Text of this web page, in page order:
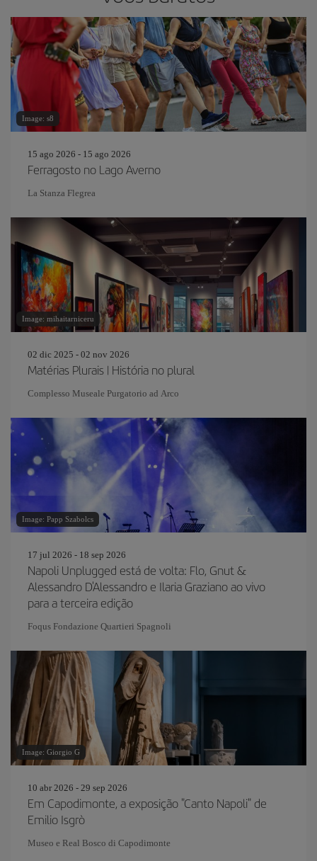
Image: s8
15 ago 2026 - 15 ago 2026
Ferragosto no Lago Averno
La Stanza Flegrea
Image: mihaitarniceru
02 dic 2025 - 02 nov 2026
Matérias Plurais | História no plural
Complesso Museale Purgatorio ad Arco
Image: Papp Szabolcs
17 jul 2026 - 18 sep 2026
Napoli Unplugged está de volta: Flo, Gnut &
Alessandro D'Alessandro e Ilaria Graziano ao vivo
para a terceira edição
Foqus Fondazione Quartieri Spagnoli
Image: Giorgio G
10 abr 2026 - 29 sep 2026
Em Capodimonte, a exposição "Canto Napoli" de
Emilio Isgrò
Museo e Real Bosco di Capodimonte